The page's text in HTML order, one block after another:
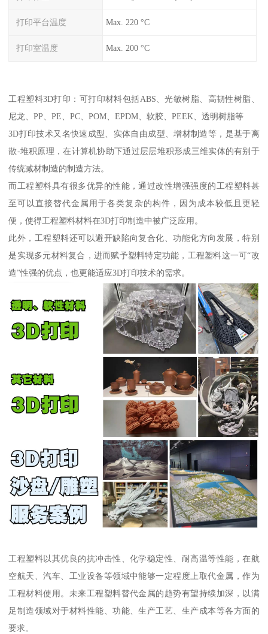
打印平台温度 Max. 220 °C
打印室温度 Max. 200 °C
工程塑料3D打印：可打印材料包括ABS、光敏树脂、高韧性树脂、
尼龙、PP、PE、PC、POM、EPDM、软胶、PEEK、透明树脂等
3D打印技术又名快速成型、实体自由成型、增材制造等，是基于离
散-堆积原理，在计算机协助下通过层层堆积形成三维实体的有别于
传统减材制造的制造方法。
而工程塑料具有很多优异的性能，通过改性增强强度的工程塑料甚
至可以直接替代金属用于各类复杂的构件，因为成本较低且更轻
便，使得工程塑料材料在3D打印制造中被广泛应用。
此外，工程塑料还可以避开缺陷向复合化、功能化方向发展，特别
是实现多元材料复合，进而赋予塑料特定功能，工程塑料这一可“改
造”性强的优点，也更能适应3D打印技术的需求。
工程塑料以其优良的抗冲击性、化学稳定性、耐高温等性能，在航
空航天、汽车、工业设备等领域中能够一定程度上取代金属，作为
工程材料使用。未来工程塑料替代金属的趋势有望持续加深，以满
足制造领域对于材料性能、功能、生产工艺、生产成本等各方面的
要求。